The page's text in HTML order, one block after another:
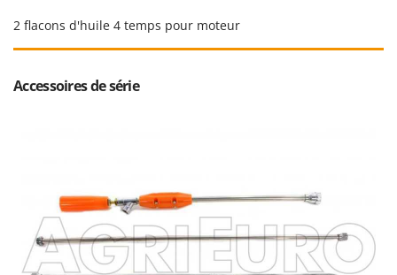
Ribimex
Ritter
Rover Pompe
Royal Food
Ryobi
2 flacons d'huile 4 temps pour moteur
Accessoires de série